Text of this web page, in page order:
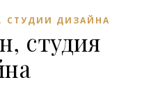
, СТУДИИ ДИЗАЙНА
студия